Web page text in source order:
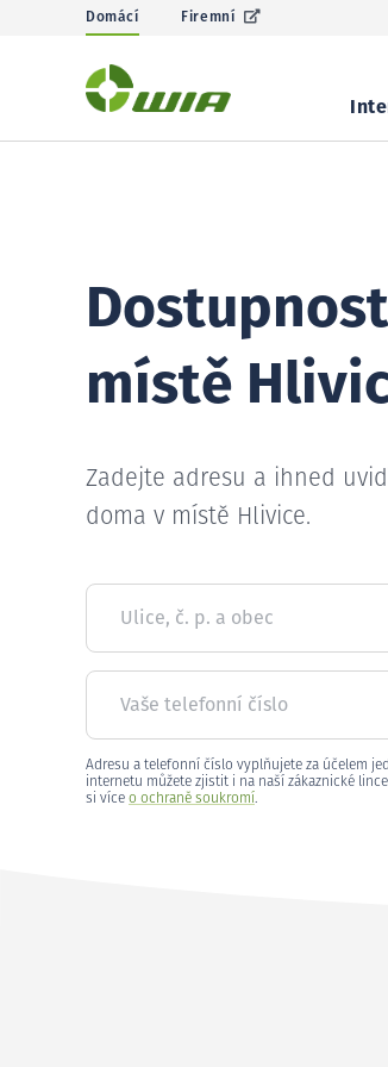
Domácí Firemní
místě
Zadejte adresu a ihned
doma v místě Hlivice.
Ulice, č. p. a obec
Vaše telefonní číslo
Adresu a telefonní číslo vyplňujete za účelem
internetu můžete zjistit i na naší zákaznické
si více o ochraně soukromí.